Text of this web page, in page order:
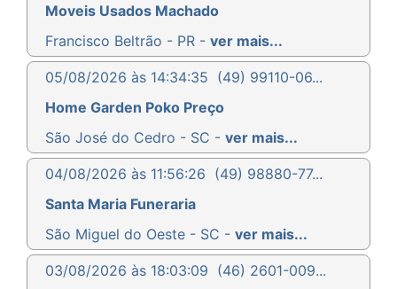
Moveis Usados Machado
Francisco Beltrão - PR - ver mais...
05/08/2026 às 14:34:35 (49) 99110-06...
Home Garden Poko Preço
São José do Cedro - SC - ver mais...
04/08/2026 às 11:56:26 (49) 98880-77...
Santa Maria Funeraria
São Miguel do Oeste - SC - ver mais...
03/08/2026 às 18:03:09 (46) 2601-009...